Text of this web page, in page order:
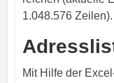
1.048.576 Zeilen).
Mit Hilfe der